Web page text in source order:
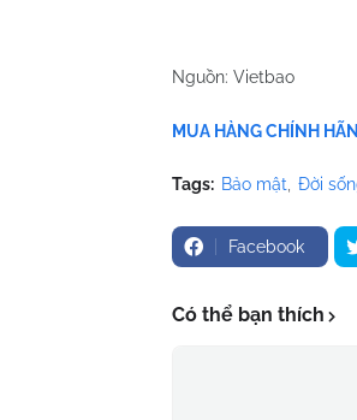
Nguồn: Vietbao
MUA HÀNG CHÍNH
Tags: Bảo mật Đời
Facebook
Có thể bạn thích